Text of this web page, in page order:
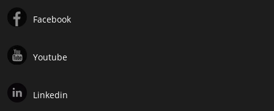
Facebook
Youtube
Linkedin